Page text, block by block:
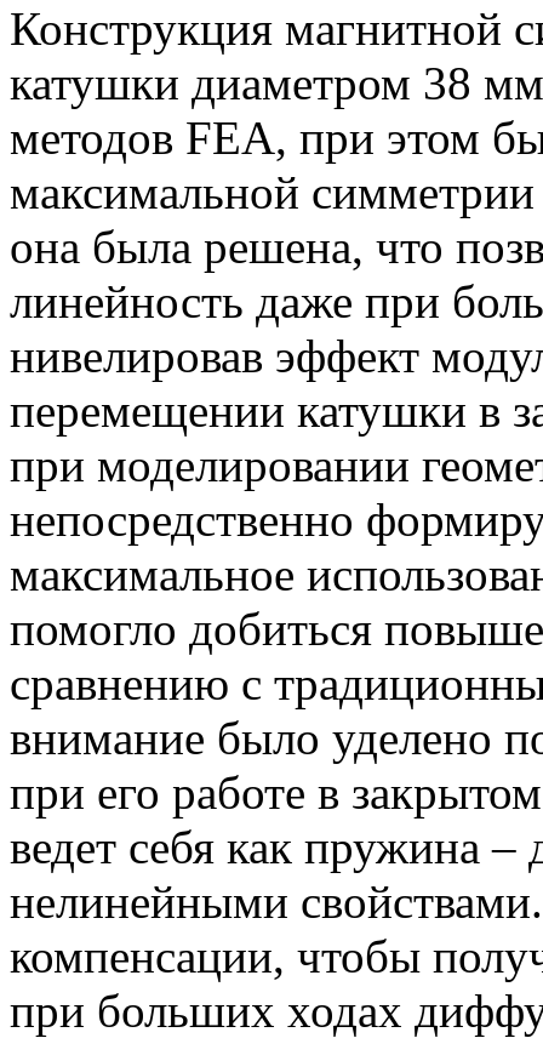
Конструкция магнитной
катушки диаметром 38
методов FEA, при этом
максимальной
она была решена, что
линейность даже при
нивелировав эффект
перемещении катушки в
при моделировании
непосредственно
максимальное
помогло добиться
сравнению с
внимание было уделено
при его работе в
ведет себя как пружина
нелинейными
компенсации, чтобы
при больших ходах